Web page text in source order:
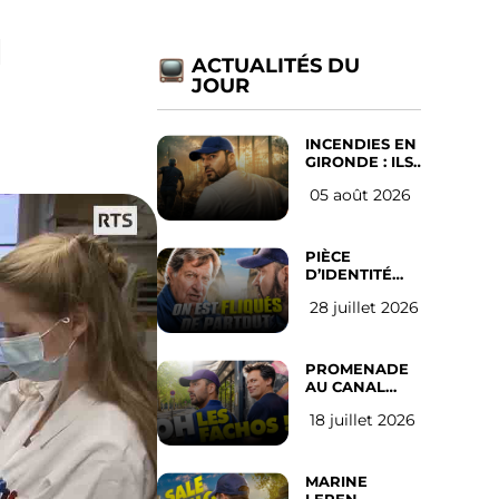
ACTUALITÉS DU
JOUR
INCENDIES EN
GIRONDE : ILS
D’ABANDONNER
05 août 2026
PIÈCE
D’IDENTITÉ
SUR LES
l’avis des
Français
28 juillet 2026
PROMENADE
AU CANAL
(les gauchistes
18 juillet 2026
MARINE